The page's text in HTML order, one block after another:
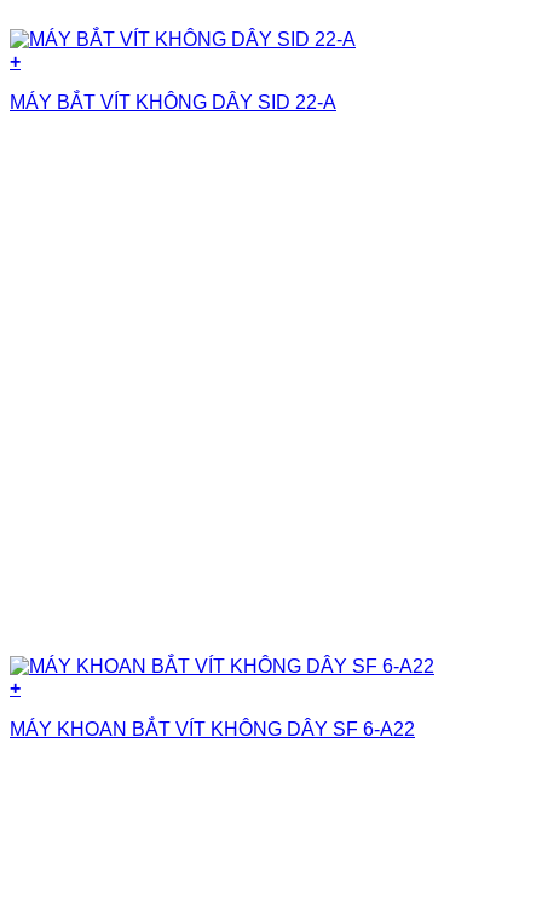
+
MÁY BẮT VÍT KHÔNG DÂY SID 22-A
+
MÁY KHOAN BẮT VÍT KHÔNG DÂY SF 6-A22